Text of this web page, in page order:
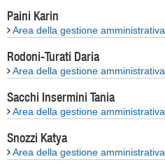
Paini Karin
Area della gestione amministrativa
Rodoni-Turati Daria
Area della gestione amministrativa
Sacchi Insermini Tania
Area della gestione amministrativa
Snozzi Katya
Area della gestione amministrativa